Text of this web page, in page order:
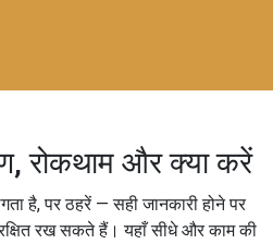
रोकथाम और क्या करें
है, पर ठहरें — सही जानकारी होने पर
रख सकते हैं। यहाँ सीधे और काम की